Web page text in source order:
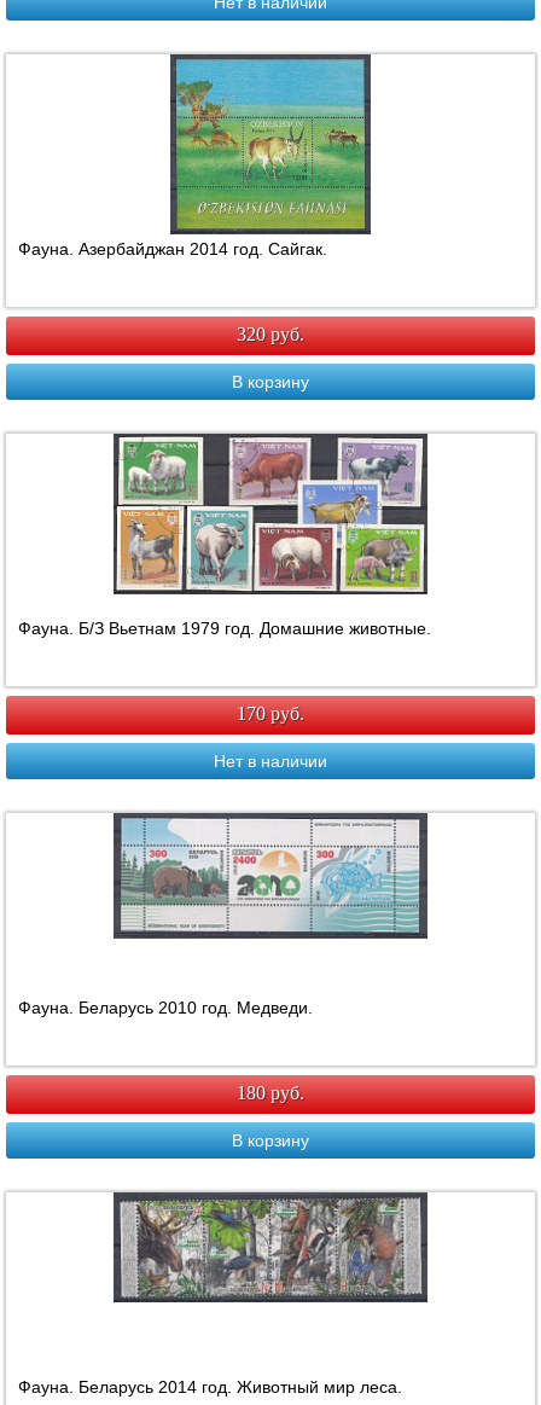
Фауна. Азербайджан 2014 год. Сайгак.
320 руб.
В корзину
Фауна. Б/З Вьетнам 1979 год. Домашние животные.
170 руб.
Нет в наличии
Фауна. Беларусь 2010 год. Медведи.
180 руб.
В корзину
Фауна. Беларусь 2014 год. Животный мир леса.